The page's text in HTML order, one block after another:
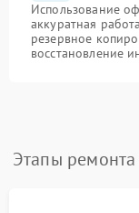
Использование
аккуратная
резервное
восстановление
Этапы